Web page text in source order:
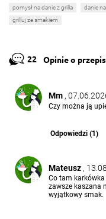
pomysł na danie z grilla
danie
grilluj ze smakiem
22 Opinie o
Mm ,
Czy można ją
Odpowiedzi (1)
Mateusz ,
Co tam karkówka
zawsze kaszana
wyjątkowy smak.